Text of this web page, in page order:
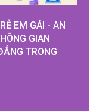
EM GÁI - AN
GIAN
TRONG